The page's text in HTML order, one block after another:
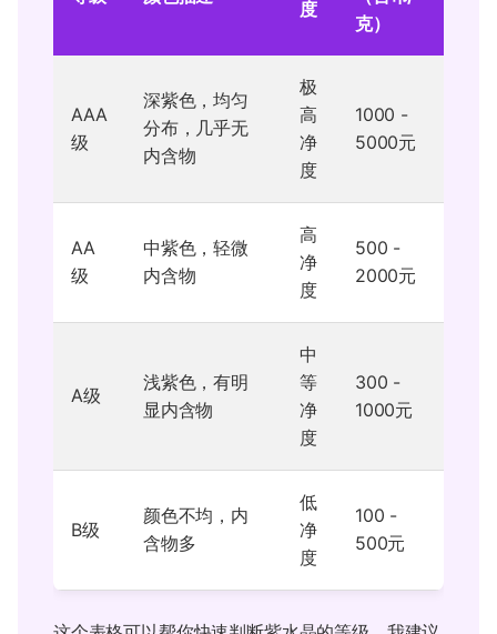
度
克）
AAA
级
深紫色，均匀
分布，几乎无
内含物
极
高
净
度
1000 -
5000元
AA
级
中紫色，轻微
内含物
高
净
度
500 -
2000元
A级
浅紫色，有明
显内含物
中
等
净
度
300 -
1000元
B级
颜色不均，内
含物多
低
净
度
100 -
500元